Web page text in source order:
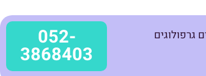
גרפולוגים
052-
3868403